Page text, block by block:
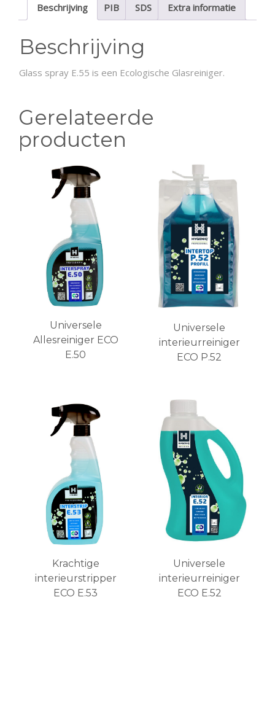
Beschrijving PIB SDS Extra informatie
Beschrijving
Glass spray E.55 is een Ecologische Glasreiniger.
Gerelateerde
producten
Universele
Allesreiniger ECO
E.50
Universele
interieurreiniger
ECO P.52
Krachtige
interieurstripper
ECO E.53
Universele
interieurreiniger
ECO E.52